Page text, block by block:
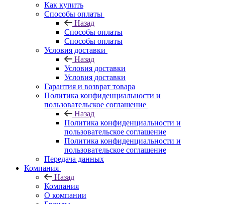
Как купить
Способы оплаты
Назад
Способы оплаты
Способы оплаты
Условия доставки
Назад
Условия доставки
Условия доставки
Гарантия и возврат товара
Политика конфиденциальности и
пользовательское соглашение
Назад
Политика конфиденциальности и
пользовательское соглашение
Политика конфиденциальности и
пользовательское соглашение
Передача данных
Компания
Назад
Компания
О компании